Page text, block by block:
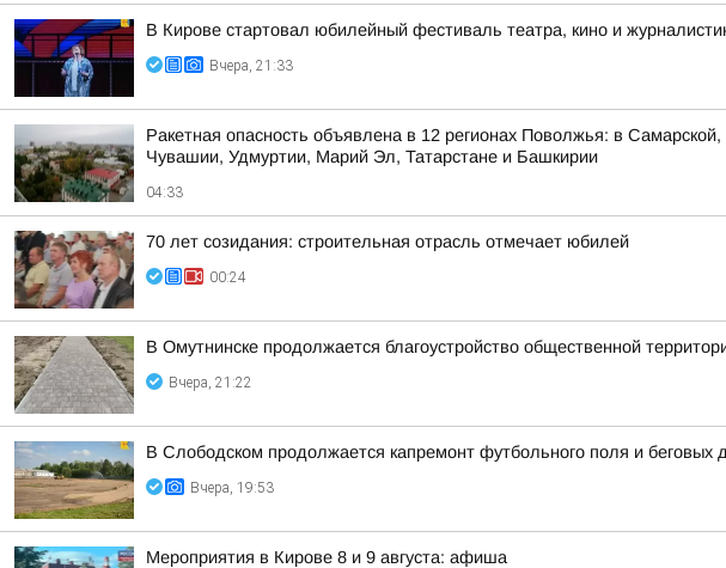
В Кирове стартовал юбилейный фестиваль театра, кино и
Вчера, 21:33
Ракетная опасность объявлена в 12 регионах Поволжья: в
Чувашии, Удмуртии, Марий Эл, Татарстане и Башкирии
04:33
70 лет созидания: строительная отрасль отмечает юбилей
00:24
В Омутнинске продолжается благоустройство общественной
Вчера, 21:22
В Слободском продолжается капремонт футбольного поля и беговых
Вчера, 19:53
Мероприятия в Кирове 8 и 9 августа: афиша